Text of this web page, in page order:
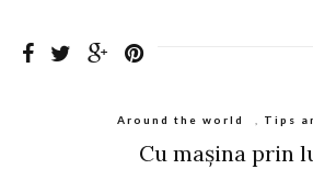
Around the world Tips
Cu mașina prin